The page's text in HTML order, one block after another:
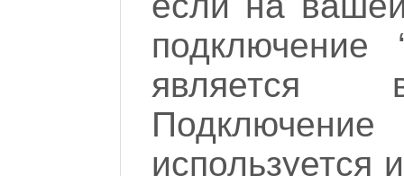
подключение
является
используется